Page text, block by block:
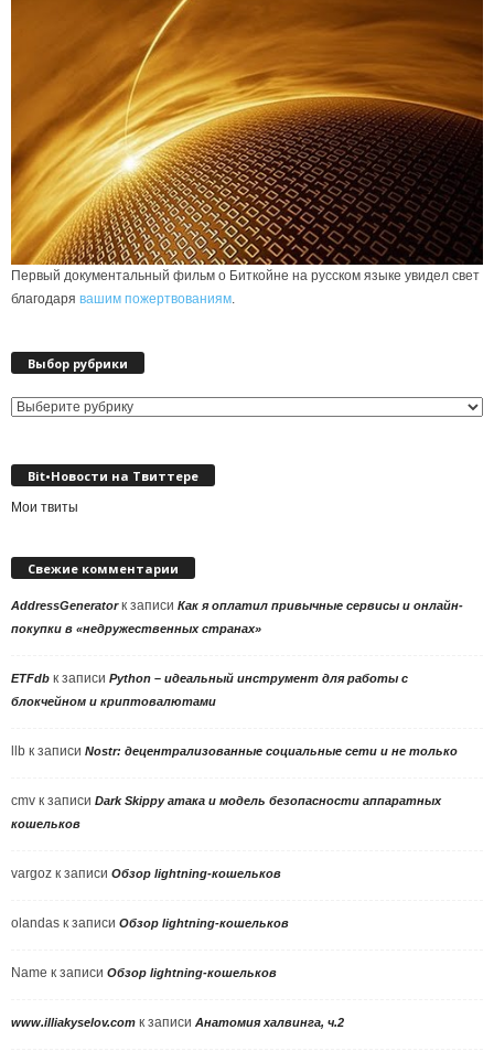
Первый документальный фильм о Биткойне на русском языке увидел свет
благодаря вашим пожертвованиям.
Выбор рубрики
Выбор
Bit•Новости на Твиттере
Мои твиты
Свежие комментарии
AddressGeneratorк записи Как я оплатил привычные сервисы и онлайн-
покупки в «недружественных странах»
ETFdb к записи Python – идеальный инструмент для работы с
блокчейном и криптовалютами
llb к записи Nostr: децентрализованные социальные сети и не только
cmv к записи Dark Skippy атака и модель безопасности аппаратных
кошельков
vargoz к записи Обзор lightning-кошельков
olandas к записи Обзор lightning-кошельков
Name к записи Обзор lightning-кошельков
www.illiakyselov.com к записи Анатомия халвинга, ч.2